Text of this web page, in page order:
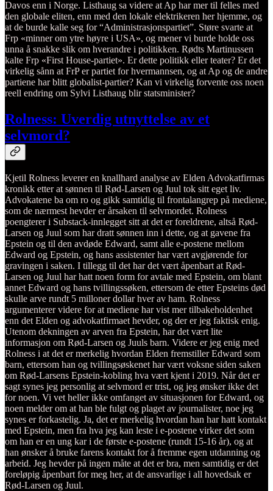
Davos enn i Norge. Listhaug sa videre at Ap har mer til felles med
den globale eliten, enn med den lokale elektrikeren her hjemme, og
at de burde kalle seg for “Administrasjonspartiet”. Støre svarte at
Frp «minner om ytre høyre i USA», og mener vi burde holde oss
unna å snakke slik om hverandre i politikken. Rødts Martinussen
kalte Frp «First House-partiet». Er dette politikk eller teater? Er det
virkelig sånn at FrP er partiet for hvermannsen, og at Ap og de andre
partiene har blitt globalist-partier? Kan vi virkelig forvente oss noen
reell endring om Sylvi Listhaug blir statsminister?
Rolness: Uverdig utnyttelse av et
selvmord?
Kjetil Rolness leverer en knallhard analyse av Elden Advokatfirmas
kronikk etter at sønnen til Rød-Larsen og Juul tok sitt eget liv.
Advokatene ba om ro og gikk samtidig til frontalangrep på mediene,
som de nærmest hevder er årsaken til selvmordet. Rolness
poengterer i Substack-innlegget sitt at det er foreldrene, altså Rød-
Larsen og Juul som har dratt sønnen inn i dette, og at gavene fra
Epstein og til den avdøde Edward, samt alle e-postene mellom
Edward og Epstein, og hans assistenter har vært avgjørende for
gravingen i saken. I tillegg til det har det vært åpenbart at Rød-
Larsen og Juul har hatt noen form for avtale med Epstein, om blant
annet Edward og hans tvillingssøken, ettersom de etter Epsteins død
skulle arve rundt 5 milloner dollar hver av ham. Rolness
argumenterer videre for at mediene har vist mer tilbakeholdenhet
enn det Elden og advokatfirmaet hevder, og der er jeg faktisk enig.
Utenom dekningen av arven fra Epstein, har det vært lite
informasjon om Rød-Larsen og Juuls barn. Videre er jeg enig med
Rolness i at det er merkelig hvordan Elden fremstiller Edward som
barn, ettersom han og tvillingsøskenet har vært voksne siden saken
om Rød-Larsens Epstein-kobling hva vært kjent i 2019. Når det er
sagt synes jeg personlig at selvmord er trist, og jeg ønsker ikke det
for noen. Vi vet heller ikke omfanget av situasjonen for Edward, og
noen melder om at han ble fulgt og plaget av journalister, noe jeg
synes er forkastelig. Ja, det er merkelig hvordan han har hatt kontakt
med Epstein, men fra hva jeg kan leste i e-postene virker det som
om han er en ung kar i de første e-postene (rundt 15-16 år), og at
han ønsker å bruke farens kontakt for å fremme egen utdanning og
arbeid. Jeg hevder på ingen måte at det er bra, men samtidig er det
foreløpig åpenbart for meg her, at de ansvarlige i all hovedsak er
Rød-Larsen og Juul.